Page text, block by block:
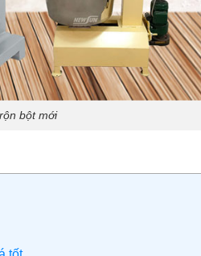
bột mới